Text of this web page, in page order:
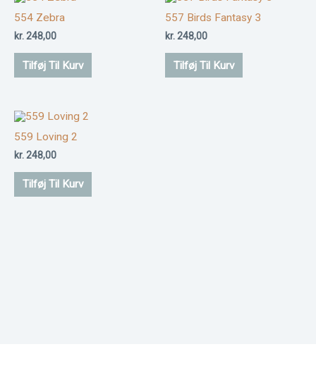
554 Zebra
kr. 248,00
Tilføj Til Kurv
557 Birds Fantasy 3
kr. 248,00
Tilføj Til Kurv
559 Loving 2
kr. 248,00
Tilføj Til Kurv